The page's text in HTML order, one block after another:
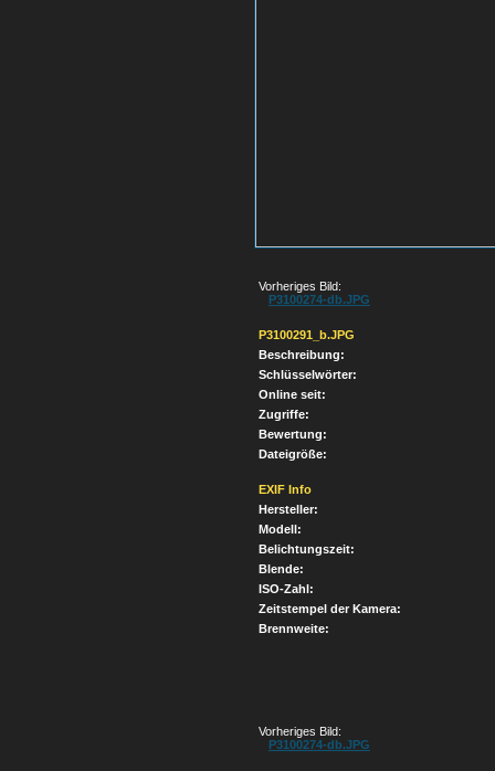
Vorheriges Bild:
P3100274-db.JPG
P3100291_b.JPG
Beschreibung:
Schlüsselwörter:
Online seit:
Zugriffe:
Bewertung:
Dateigröße:
EXIF Info
Hersteller:
Modell:
Belichtungszeit:
Blende:
ISO-Zahl:
Zeitstempel der Kamera:
Brennweite:
Vorheriges Bild:
P3100274-db.JPG